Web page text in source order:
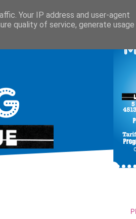
Your IP address and user-agent
quality of service, generate usage